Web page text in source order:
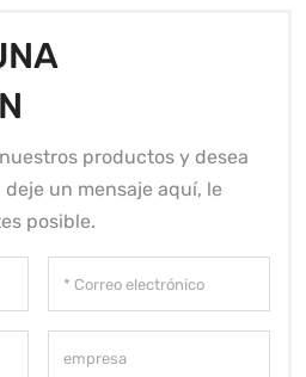
productos y desea
un mensaje aquí, le
posible.